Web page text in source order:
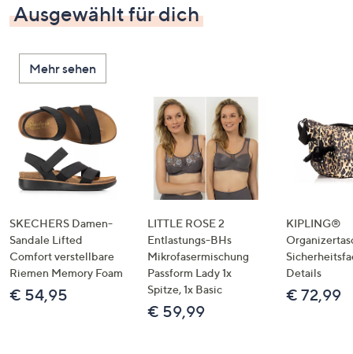
Ausgewählt für dich
Mehr sehen
SKECHERS Damen-
Sandale Lifted
Comfort verstellbare
Riemen Memory Foam
€ 54,95
LITTLE ROSE 2
Entlastungs-BHs
Mikrofasermischung
Passform Lady 1x
Spitze, 1x Basic
€ 59,99
KIPLING®
Details
€ 72,99